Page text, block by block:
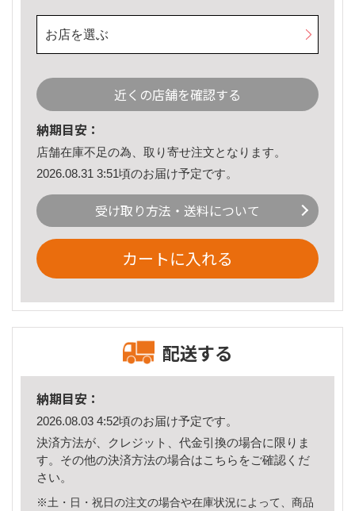
お店を選ぶ
近くの店舗を確認する
納期目安：
店舗在庫不足の為、取り寄せ注文となります。
2026.08.31 3:51頃のお届け予定です。
受け取り方法・送料について
カートに入れる
配送する
納期目安：
2026.08.03 4:52頃のお届け予定です。
決済方法が、クレジット、代金引換の場合に限りま
す。その他の決済方法の場合はこちら をご確認くだ
さい。
※土・日・祝日の注文の場合や在庫状況によって、商品